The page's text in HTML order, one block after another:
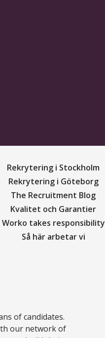
Rekrytering i Stockholm
Rekrytering i Göteborg
The Recruitment Blog
Kvalitet och Garantier
Worko takes responsibility
Så här arbetar vi
of candidates.
our network of